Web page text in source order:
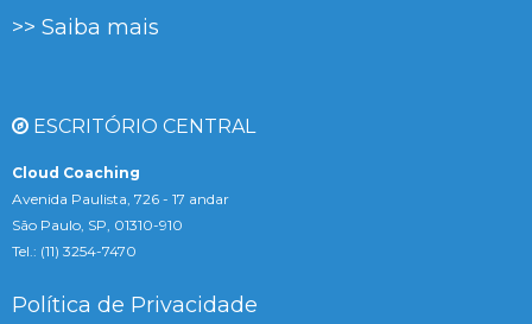
>> Saiba mais
ESCRITÓRIO CENTRAL
Cloud Coaching
Avenida Paulista, 726 - 17 andar
São Paulo, SP, 01310-910
Tel.: (11) 3254-7470
Política de Privacidade